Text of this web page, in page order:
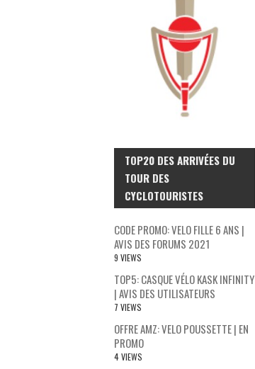
TOP20 DES ARRIVÉES DU
TOUR DES
CYCLOTOURISTES
CODE PROMO: VELO FILLE 6 ANS |
AVIS DES FORUMS 2021
9 VIEWS
TOP5: CASQUE VÉLO KASK INFINITY
| AVIS DES UTILISATEURS
7 VIEWS
OFFRE AMZ: VELO POUSSETTE | EN
PROMO
4 VIEWS